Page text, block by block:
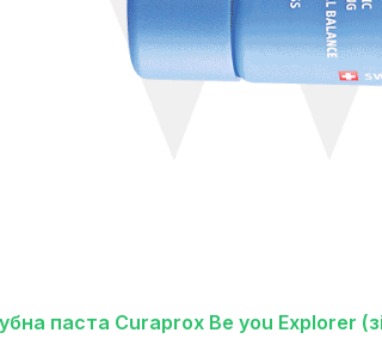
паста Curaprox Be you Explorer